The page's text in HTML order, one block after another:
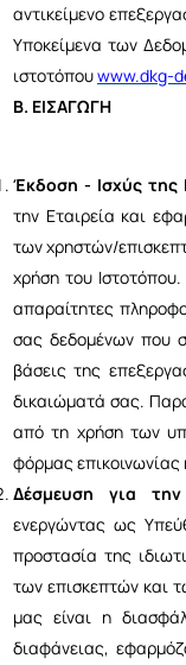
αντικείμενο
Υποκείμενα των
ιστοτόπουwww.dkg-
Β. ΕΙΣΑΓΩΓΗ
Έκδοση - Ισχύς της
την Εταιρεία και
των χρηστών/
χρήση του
απαραίτητες
σας δεδομένων που
βάσεις της
δικαιώματά σας.
από τη χρήση των
φόρμας
Δέσμευση για
ενεργώντας ως
προστασία της
των επισκεπτών και
μας είναι η
διαφάνειας,